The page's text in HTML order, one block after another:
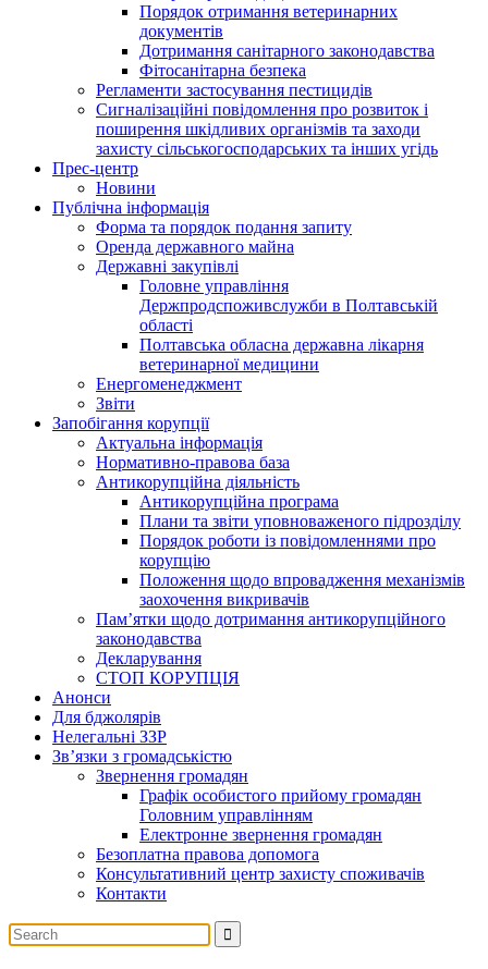
Порядок отримання ветеринарних
документів
Дотримання санітарного законодавства
Фітосанітарна безпека
Регламенти застосування пестицидів
Сигналізаційні повідомлення про розвиток і
поширення шкідливих організмів та заходи
захисту сільськогосподарських та інших угідь
Прес-центр
Новини
Публічна інформація
Форма та порядок подання запиту
Оренда державного майна
Державні закупівлі
Головне управління
Держпродспоживслужби в Полтавській
області
Полтавська обласна державна лікарня
ветеринарної медицини
Енергоменеджмент
Звіти
Запобігання корупції
Актуальна інформація
Нормативно-правова база
Антикорупційна діяльність
Антикорупційна програма
Плани та звіти уповноваженого підрозділу
Порядок роботи із повідомленнями про
корупцію
Положення щодо впровадження механізмів
заохочення викривачів
Пам’ятки щодо дотримання антикорупційного
законодавства
Декларування
СТОП КОРУПЦІЯ
Анонси
Для бджолярів
Нелегальні ЗЗР
Зв’язки з громадськістю
Звернення громадян
Графік особистого прийому громадян
Головним управлінням
Електронне звернення громадян
Безоплатна правова допомога
Консультативний центр захисту споживачів
Контакти